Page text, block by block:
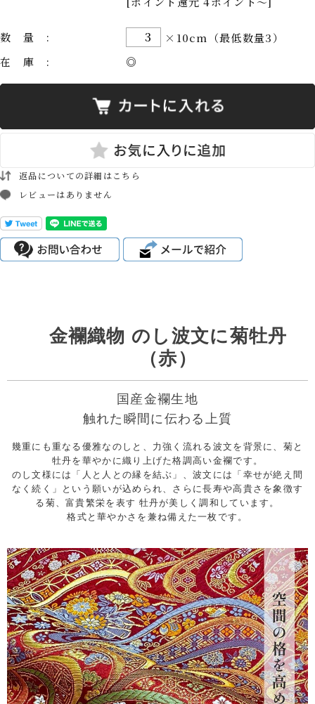
数量:
×10cm（最低数量3）
在庫:
◎
返品についての詳細はこちら
レビューはありません
金襴織物 のし波文に菊牡丹
（赤）
国産金襴生地
触れた瞬間に伝わる上質
幾重にも重なる優雅なのしと、力強く流れる波文を背景に、菊と
牡丹を華やかに織り上げた格調高い金襴です。
のし文様には「人と人との縁を結ぶ」、波文には「幸せが絶え間
なく続く」という願いが込められ、さらに長寿や高貴さを象徴す
る菊、富貴繁栄を表す 牡丹が美しく調和しています。
格式と華やかさを兼ね備えた一枚です。